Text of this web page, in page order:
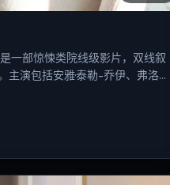
一部惊悚类院线级影片，双线叙
主演包括安雅·泰勒-乔伊、弗洛